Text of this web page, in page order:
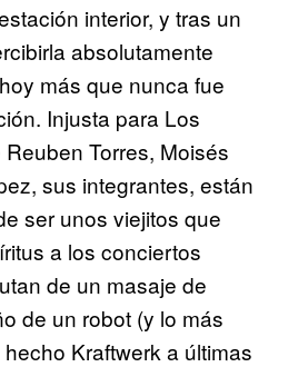
interior, y tras un
absolutamente
más que nunca fue
Injusta para Los
Torres, Moisés
sus integrantes, están
ser unos viejitos que
a los conciertos
de un masaje de
de un robot (y lo más
Kraftwerk a últimas